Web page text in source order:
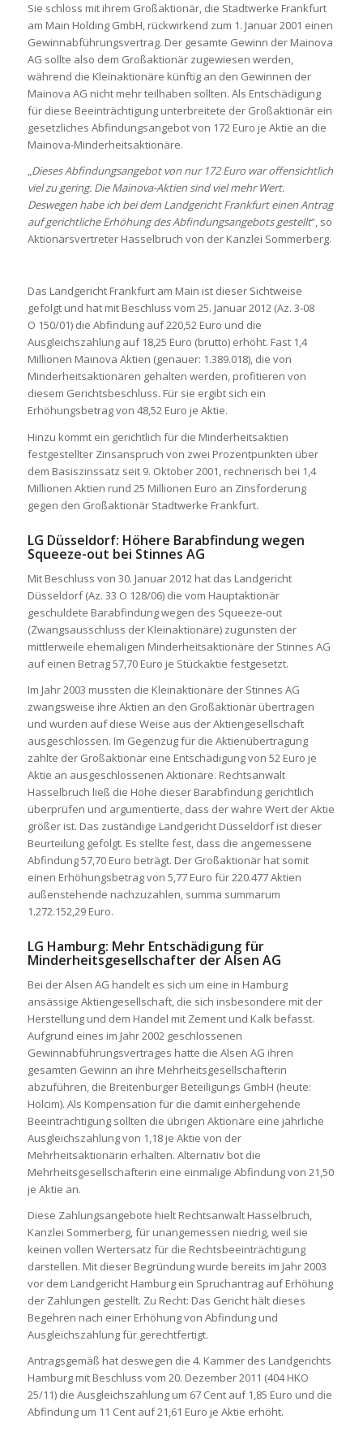
Sie schloss mit ihrem Großaktionär, die Stadtwerke Frankfurt
am Main Holding GmbH, rückwirkend zum 1. Januar 2001 einen
Gewinnabführungsvertrag. Der gesamte Gewinn der Mainova
AG sollte also dem Großaktionär zugewiesen werden,
während die Kleinaktionäre künftig an den Gewinnen der
Mainova AG nicht mehr teilhaben sollten. Als Entschädigung
für diese Beeinträchtigung unterbreitete der Großaktionär ein
gesetzliches Abfindungsangebot von 172 Euro je Aktie an die
Mainova-Minderheitsaktionäre.
„Dieses Abfindungsangebot von nur 172 Euro war offensichtlich
viel zu gering. Die Mainova-Aktien sind viel mehr Wert.
Deswegen habe ich bei dem Landgericht Frankfurt einen Antrag
auf gerichtliche Erhöhung des Abfindungsangebots gestellt“, so
Aktionärsvertreter Hasselbruch von der Kanzlei Sommerberg.
Das Landgericht Frankfurt am Main ist dieser Sichtweise
gefolgt und hat mit Beschluss vom 25. Januar 2012 (Az. 3-08
O 150/01) die Abfindung auf 220,52 Euro und die
Ausgleichszahlung auf 18,25 Euro (brutto) erhöht. Fast 1,4
Millionen Mainova Aktien (genauer: 1.389.018), die von
Minderheitsaktionären gehalten werden, profitieren von
diesem Gerichtsbeschluss. Für sie ergibt sich ein
Erhöhungsbetrag von 48,52 Euro je Aktie.
Hinzu kommt ein gerichtlich für die Minderheitsaktien
festgestellter Zinsanspruch von zwei Prozentpunkten über
dem Basiszinssatz seit 9. Oktober 2001, rechnerisch bei 1,4
Millionen Aktien rund 25 Millionen Euro an Zinsforderung
gegen den Großaktionär Stadtwerke Frankfurt.
LG Düsseldorf: Höhere Barabfindung wegen
Squeeze-out bei Stinnes AG
Mit Beschluss von 30. Januar 2012 hat das Landgericht
Düsseldorf (Az. 33 O 128/06) die vom Hauptaktionär
geschuldete Barabfindung wegen des Squeeze-out
(Zwangsausschluss der Kleinaktionäre) zugunsten der
mittlerweile ehemaligen Minderheitsaktionäre der Stinnes AG
auf einen Betrag 57,70 Euro je Stückaktie festgesetzt.
Im Jahr 2003 mussten die Kleinaktionäre der Stinnes AG
zwangsweise ihre Aktien an den Großaktionär übertragen
und wurden auf diese Weise aus der Aktiengesellschaft
ausgeschlossen. Im Gegenzug für die Aktienübertragung
zahlte der Großaktionär eine Entschädigung von 52 Euro je
Aktie an ausgeschlossenen Aktionäre. Rechtsanwalt
Hasselbruch ließ die Höhe dieser Barabfindung gerichtlich
überprüfen und argumentierte, dass der wahre Wert der Aktie
größer ist. Das zuständige Landgericht Düsseldorf ist dieser
Beurteilung gefolgt. Es stellte fest, dass die angemessene
Abfindung 57,70 Euro beträgt. Der Großaktionär hat somit
einen Erhöhungsbetrag von 5,77 Euro für 220.477 Aktien
außenstehende nachzuzahlen, summa summarum
1.272.152,29 Euro.
LG Hamburg: Mehr Entschädigung für
Minderheitsgesellschafter der Alsen AG
Bei der Alsen AG handelt es sich um eine in Hamburg
ansässige Aktiengesellschaft, die sich insbesondere mit der
Herstellung und dem Handel mit Zement und Kalk befasst.
Aufgrund eines im Jahr 2002 geschlossenen
Gewinnabführungsvertrages hatte die Alsen AG ihren
gesamten Gewinn an ihre Mehrheitsgesellschafterin
abzuführen, die Breitenburger Beteiligungs GmbH (heute:
Holcim). Als Kompensation für die damit einhergehende
Beeinträchtigung sollten die übrigen Aktionäre eine jährliche
Ausgleichszahlung von 1,18 je Aktie von der
Mehrheitsaktionärin erhalten. Alternativ bot die
Mehrheitsgesellschafterin eine einmalige Abfindung von 21,50
je Aktie an.
Diese Zahlungsangebote hielt Rechtsanwalt Hasselbruch,
Kanzlei Sommerberg, für unangemessen niedrig, weil sie
keinen vollen Wertersatz für die Rechtsbeeinträchtigung
darstellen. Mit dieser Begründung wurde bereits im Jahr 2003
vor dem Landgericht Hamburg ein Spruchantrag auf Erhöhung
der Zahlungen gestellt. Zu Recht: Das Gericht hält dieses
Begehren nach einer Erhöhung von Abfindung und
Ausgleichszahlung für gerechtfertigt.
Antragsgemäß hat deswegen die 4. Kammer des Landgerichts
Hamburg mit Beschluss vom 20. Dezember 2011 (404 HKO
25/11) die Ausgleichszahlung um 67 Cent auf 1,85 Euro und die
Abfindung um 11 Cent auf 21,61 Euro je Aktie erhöht.